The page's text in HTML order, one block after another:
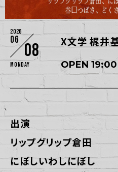
2026
06
08
Monday
X文学 梶井
OPEN
出演
リップグリップ倉田
にぼしいわしにぼし